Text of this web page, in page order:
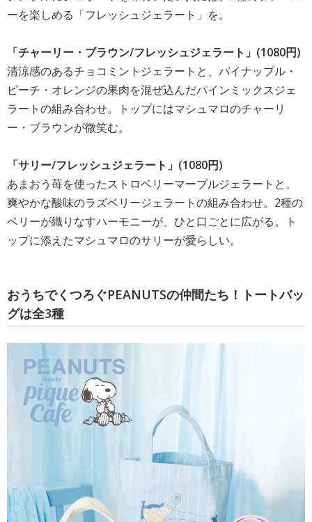
ーを楽しめる「フレッシュジェラート」を。
「チャーリー・ブラウン/フレッシュジェラート」(1080円)
清涼感のあるチョコミントジェラートと、パイナップル・
ピーチ・オレンジの果肉を混ぜ込んだパインミックスジェ
ラートの組み合わせ。トップにはマシュマロのチャーリ
ー・ブラウンが微笑む。
「サリー/フレッシュジェラート」(1080円)
あまおう苺を使ったストロベリーマーブルジェラートと、
爽やかな酸味のラズベリージェラートの組み合わせ。2種の
ベリーが織りなすハーモニーが、ひと口ごとに広がる。ト
ップに添えたマシュマロのサリーが愛らしい。
おうちでくつろぐPEANUTSの仲間たち！トートバッ
グは全3種